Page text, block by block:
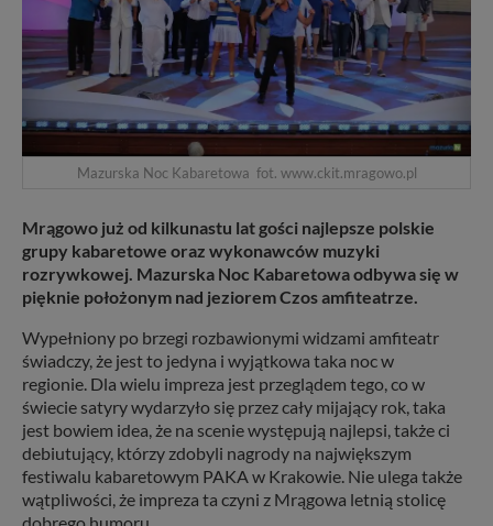
Mazurska Noc Kabaretowa fot. www.ckit.mragowo.pl
Mrągowo już od kilkunastu lat gości najlepsze polskie
grupy kabaretowe oraz wykonawców muzyki
rozrywkowej. Mazurska Noc Kabaretowa odbywa się w
pięknie położonym nad jeziorem Czos amfiteatrze.
Wypełniony po brzegi rozbawionymi widzami amfiteatr
świadczy, że jest to jedyna i wyjątkowa taka noc w
regionie. Dla wielu impreza jest przeglądem tego, co w
świecie satyry wydarzyło się przez cały mijający rok, taka
jest bowiem idea, że na scenie występują najlepsi, także ci
debiutujący, którzy zdobyli nagrody na największym
festiwalu kabaretowym PAKA w Krakowie. Nie ulega także
wątpliwości, że impreza ta czyni z Mrągowa letnią stolicę